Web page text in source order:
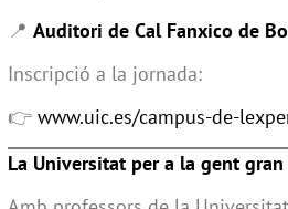
📍 Auditori de Cal Fanxico de
Inscripció a la jornada:
👉 www.uic.es/campus-de-
La Universitat per a la gent